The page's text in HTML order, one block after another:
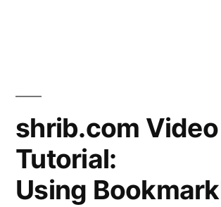
shrib.com Video
Tutorial:
Using